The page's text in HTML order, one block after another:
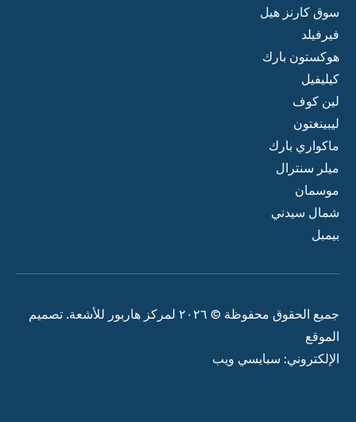
سوق كارنز هيل
فيرفيلد
هوكستون بارك
كيليفيل
لين كوف
ليبينغتون
ماكواري بارك
ميلر سنترال
موسمان
شمال سيدني
بيمبل
جميع الحقوق محفوظة © ٢٠٢٦ لمركز هاربور للأشعة. تصميم
الموقع
الإلكتروني: سبايسي ويب